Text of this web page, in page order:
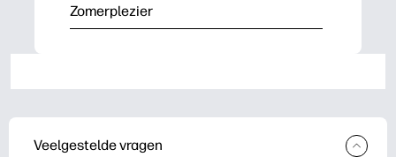
Zomerplezier
Veelgestelde vragen